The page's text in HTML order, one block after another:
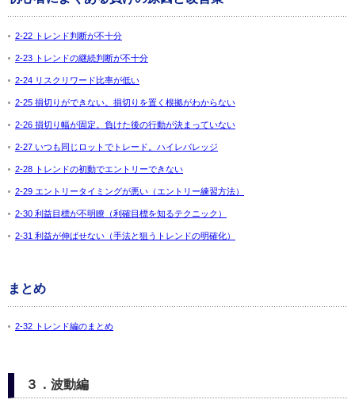
2-22 トレンド判断が不十分
2-23 トレンドの継続判断が不十分
2-24 リスクリワード比率が低い
2-25 損切りができない。損切りを置く根拠がわからない
2-26 損切り幅が固定。負けた後の行動が決まっていない
2-27 いつも同じロットでトレード。ハイレバレッジ
2-28 トレンドの初動でエントリーできない
2-29 エントリータイミングが悪い（エントリー練習方法）
2-30 利益目標が不明瞭（利確目標を知るテクニック）
2-31 利益が伸ばせない（手法と狙うトレンドの明確化）
まとめ
2-32 トレンド編のまとめ
３．波動編